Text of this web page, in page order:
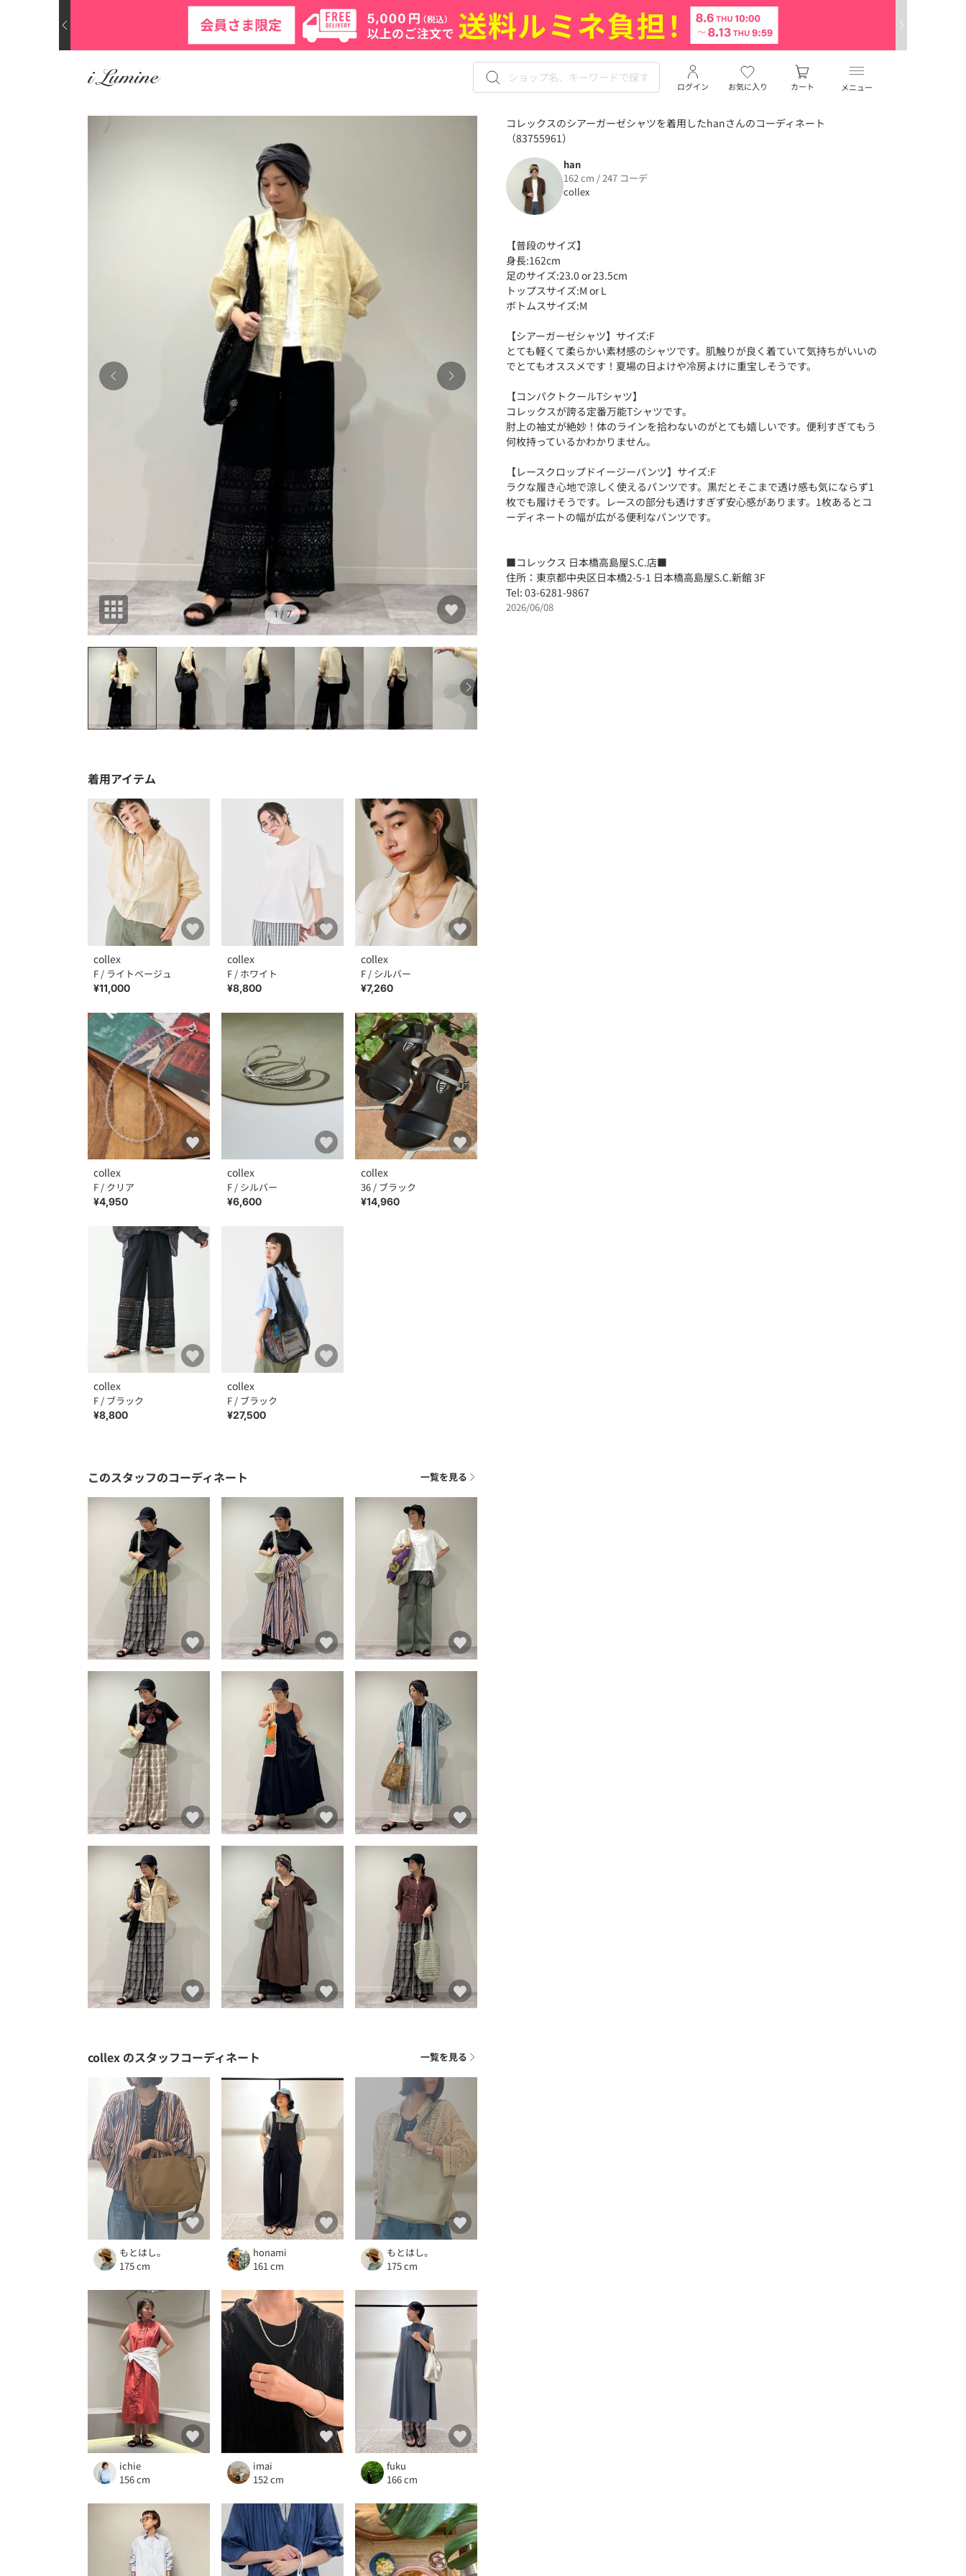
メニュー
お気に入り
ログイン カート
1/ 7
コレックスのシアーガーゼシャツを着用したhanさんのコーディネート
（83755961）
han
162 cm / 247 コーデ
collex
【普段のサイズ】
身長:162cm
足のサイズ:23.0 or 23.5cm
トップスサイズ:M or L
ボトムスサイズ:M
【シアーガーゼシャツ】サイズ:F
とても軽くて柔らかい素材感のシャツです。肌触りが良く着ていて気持ちがいいの
でとてもオススメです！夏場の日よけや冷房よけに重宝しそうです。
【コンパクトクールTシャツ】
コレックスが誇る定番万能Tシャツです。
肘上の袖丈が絶妙！体のラインを拾わないのがとても嬉しいです。便利すぎてもう
何枚持っているかわかりません。
【レースクロップドイージーパンツ】サイズ:F
ラクな履き心地で涼しく使えるパンツです。黒だとそこまで透け感も気にならず1
枚でも履けそうです。レースの部分も透けすぎず安心感があります。1枚あるとコ
ーディネートの幅が広がる便利なパンツです。
■コレックス 日本橋高島屋S.C.店■
住所：東京都中央区日本橋2-5-1 日本橋高島屋S.C.新館 3F
Tel: 03-6281-9867
2026/06/08
着用アイテム
collex
F / ライトベージュ
¥11,000
collex
F / ホワイト
¥8,800
collex
F / シルバー
¥7,260
collex
F / クリア
¥4,950
collex
F / シルバー
¥6,600
collex
36 / ブラック
¥14,960
collex
F / ブラック
¥8,800
collex
F / ブラック
¥27,500
このスタッフのコーディネート 一覧を見る
collex のスタッフコーディネート 一覧を見る
もとはし。
175 cm
honami
161 cm
もとはし。
175 cm
ichie
156 cm
imai
152 cm
fuku
166 cm